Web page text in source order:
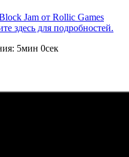
Jam от Rollic Games
здесь для подробностей.
: 5мин 0сек